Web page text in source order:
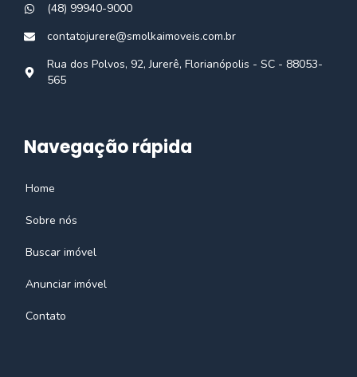
(48) 99940-9000
contatojurere@smolkaimoveis.com.br
Rua dos Polvos, 92, Jurerê, Florianópolis - SC - 88053-
565
Navegação rápida
Home
Sobre nós
Buscar imóvel
Anunciar imóvel
Contato